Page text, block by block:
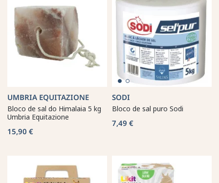
UMBRIA EQUITAZIONE
Bloco de sal do Himalaia 5 kg
Umbria Equitazione
15,90 €
SODI
Bloco de sal puro Sodi
7,49 €